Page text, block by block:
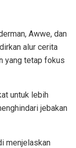
Awwe, dan
alur cerita
yang tetap fokus
untuk lebih
jebakan
menjelaskan